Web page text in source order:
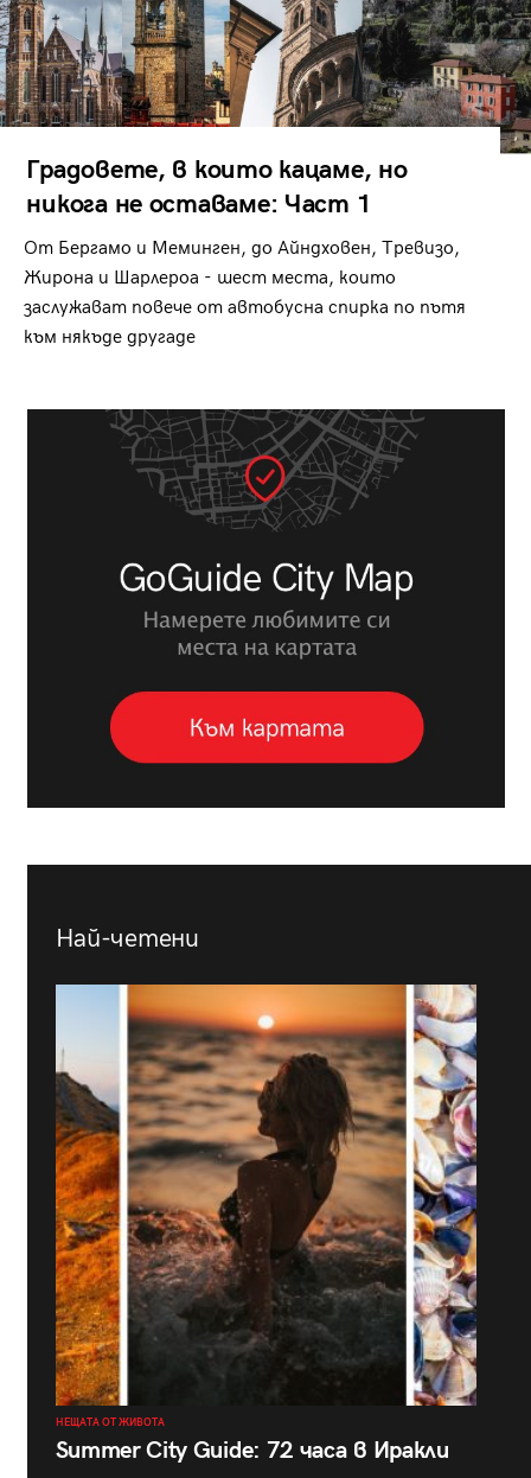
Градовете, в които кацаме, но
никога не оставаме: Част 1
От Бергамо и Меминген, до Айндховен, Тревизо,
Жирона и Шарлероа - шест места, които
заслужават повече от автобусна спирка по пътя
към някъде другаде
Най-четени
НЕЩАТА ОТ ЖИВОТА
Summer City Guide: 72 часа в Иракли